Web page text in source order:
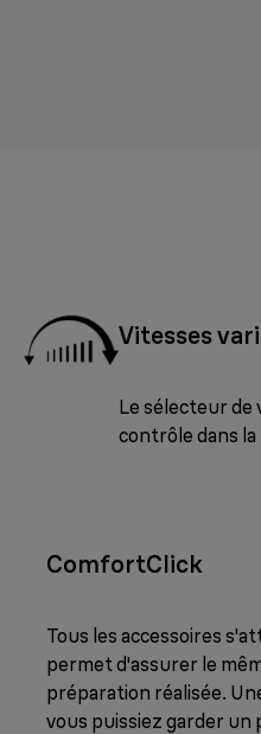
Vitesses
Le sélecteur de
contrôle dans
ComfortClick
Tous les accessoires
permet d'assurer le
préparation réalisée.
vous puissiez garder un